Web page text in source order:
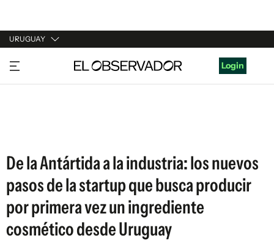
URUGUAY
URUGUAY
ARGENTINA
Login
De la Antártida a la industria: los nuevos
pasos de la startup que busca producir
por primera vez un ingrediente
cosmético desde Uruguay